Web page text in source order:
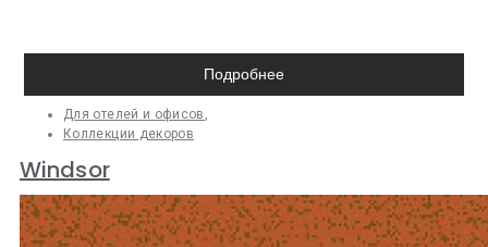
Подробнее
Для отелей и офисов ,
Коллекции декоров
Windsor